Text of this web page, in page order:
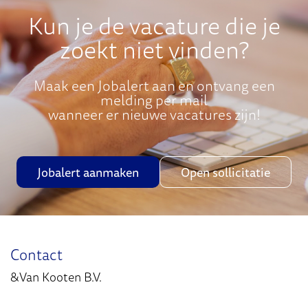
Kun je de vacature die je
zoekt niet vinden?
Maak een Jobalert aan en ontvang een
melding per mail
wanneer er nieuwe vacatures zijn!
Jobalert aanmaken Open sollicitatie
Contact
&Van Kooten B.V.